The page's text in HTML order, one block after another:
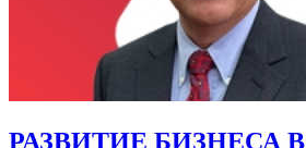
РАЗВИТИЕ БИЗНЕСА В